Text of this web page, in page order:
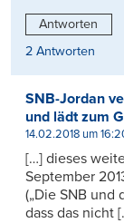
Antworten
2 Antworten
SNB-Jordan
und lädt zum
14.02.2018 um
[…] dieses
September
(„Die SNB und
dass das nicht